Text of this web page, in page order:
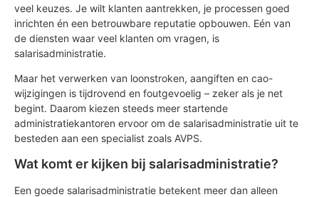
veel keuzes. Je wilt klanten aantrekken, je processen goed
inrichten én een betrouwbare reputatie opbouwen. Eén van
de diensten waar veel klanten om vragen, is
salarisadministratie.
Maar het verwerken van loonstroken, aangiften en cao-
wijzigingen is tijdrovend en foutgevoelig – zeker als je net
begint. Daarom kiezen steeds meer startende
administratiekantoren ervoor om de salarisadministratie uit te
besteden aan een specialist zoals AVPS.
Wat komt er kijken bij salarisadministratie?
Een goede salarisadministratie betekent meer dan alleen